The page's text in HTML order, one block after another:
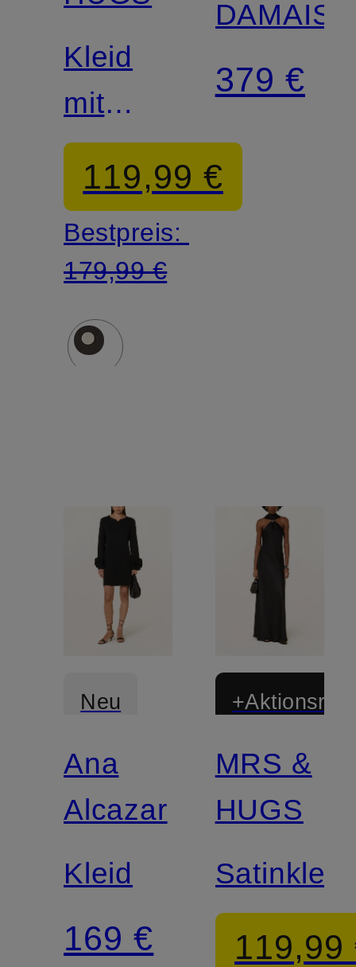
Kleid
mit
Volants
119,99 €
Bestpreis:
179,99 €
DAMAISA
379 €
Neu
Ana
Alcazar
Kleid
169 €
MRS &
HUGS
Satinkleid
119,99